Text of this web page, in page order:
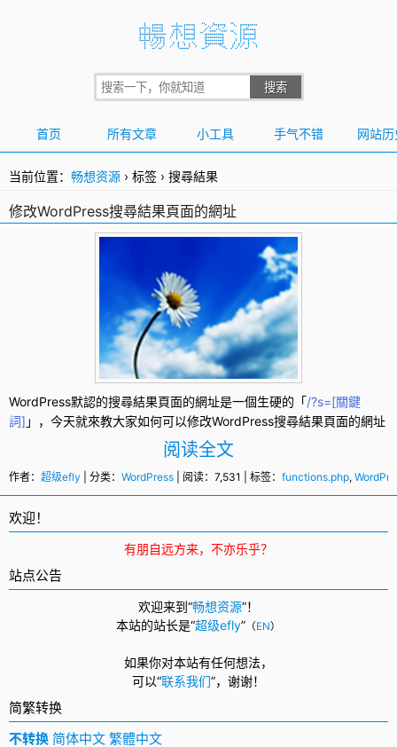
首页 所有文章 小工具 手气不错 网站历
当前位置： 畅想资源 › 标签 › 搜尋結果
修改WordPress搜尋結果頁面的網址
WordPress默認的搜尋結果頁面的網址是一個生硬的「/?s=[關鍵
詞] 」，今天就來教大家如何可以修改WordPress搜尋結果頁面的網址
阅读全文
作者： 超级efly | 分类： WordPress | 阅读：7,531 | 标签： functions.php,
欢迎！
有朋自远方来，不亦乐乎？
站点公告
欢迎来到“畅想资源”！
本站的站长是“超级efly” （EN）
如果你对本站有任何想法，
可以“联系我们”， 谢谢！
简繁转换
不转换 简体中文 繁體中文